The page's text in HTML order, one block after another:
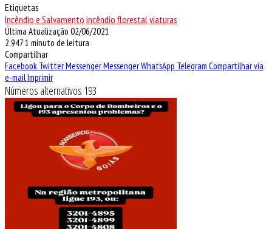
Etiquetas
Incêndio e Salvamento incêndio florestal viaturas
Última Atualização 02/06/2021
2.9471 minuto de leitura
Compartilhar
Facebook TwitterMessengerMessengerWhatsApp Telegram Compartilhar via
e-mailImprimir
Números alternativos 193